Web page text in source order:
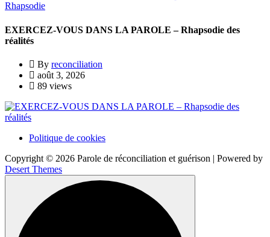
Rhapsodie
EXERCEZ-VOUS DANS LA PAROLE – Rhapsodie des
réalités
By reconciliation
août 3, 2026
89 views
Politique de cookies
Copyright © 2026 Parole de réconciliation et guérison | Powered by
Desert Themes